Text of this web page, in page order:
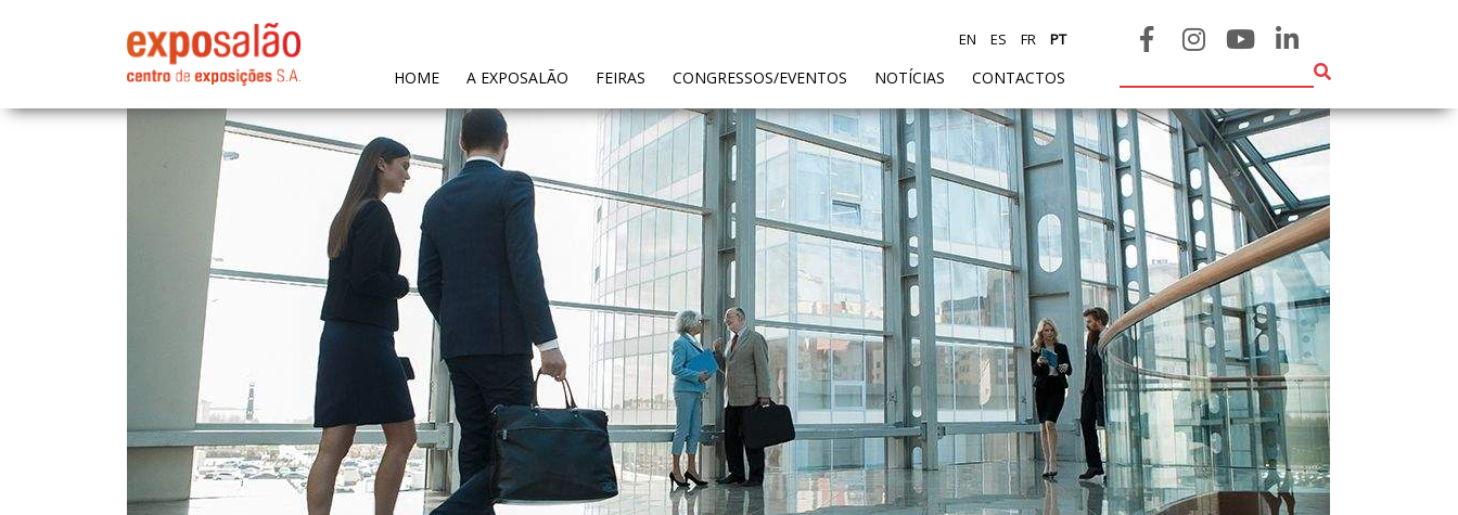
HOME(CURRENT)
A EXPOSALÃO FEIRAS CONGRESSOS/EVENTOS NOTÍCIAS CONTACTOS
EN ES FR PT